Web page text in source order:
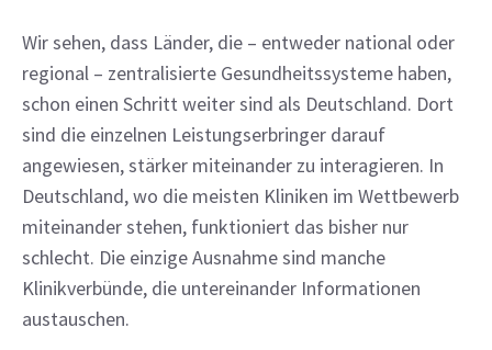
Wir sehen, dass Länder, die – entweder national oder
regional – zentralisierte Gesundheitssysteme haben,
schon einen Schritt weiter sind als Deutschland. Dort
sind die einzelnen Leistungserbringer darauf
angewiesen, stärker miteinander zu interagieren. In
Deutschland, wo die meisten Kliniken im Wettbewerb
miteinander stehen, funktioniert das bisher nur
schlecht. Die einzige Ausnahme sind manche
Klinikverbünde, die untereinander Informationen
austauschen.